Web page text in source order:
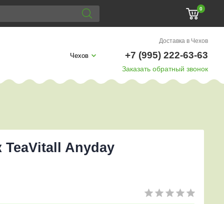
0
Чехов
Доставка в Чехов
+7 (995) 222-63-63
Заказать обратный звонок
Anyday